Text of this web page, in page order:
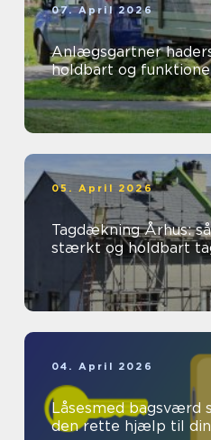
07. April 2026
Anlægsgartner haderslev sådan
holdbart og
05. April 2026
Tagdækning Århus:
stærkt og holdbart
04. April 2026
Låsesmed bagsværd sådan vælger du
den rette hjælp til